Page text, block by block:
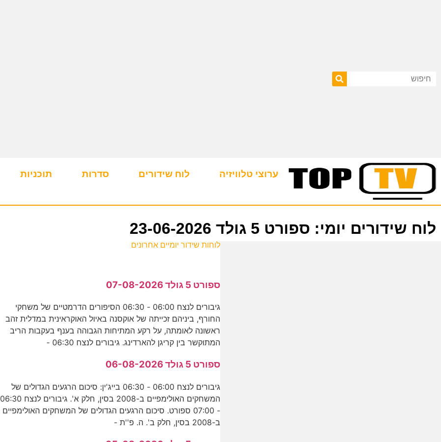
ערוצי טלוויזיה לוח שידורים סדרות תוכניות
לוח שידורים יומי: ספורט 5 גולד 23-06-2026
לוחות שידור יומיים אחרונים
ספורט 5 גולד 07-08-2026
גיבורים לנצח 06:00 - 06:30 הסיפורים הדרמטיים של משחקי
החורף, ביניהם זכייתה של אוקסנה באיול האוקראינית במדלית זהב
ראשונה לאומתה, על רקע המתיחות הגבוהה בענף בעקבות הריב
המתוקשר בין קריגן להארדינג. גיבורים לנצח 06:30 -
ספורט 5 גולד 06-08-2026
גיבורים לנצח 06:00 - 06:30 בייג'ין: סיכום הרגעים הגדולים של
המשחקים האולימפיים ב-2008 בסין, חלק א'. גיבורים לנצח 06:30
- 07:00 ספורט. סיכום הרגעים הגדולים של המשחקים האולימפיים
ב-2008 בסין, חלק ב'. ה. פ''ת -